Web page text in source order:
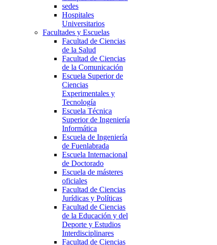
sedes
Hospitales
Universitarios
Facultades y Escuelas
Facultad de Ciencias
de la Salud
Facultad de Ciencias
de la Comunicación
Escuela Superior de
Ciencias
Experimentales y
Tecnología
Escuela Técnica
Superior de Ingeniería
Informática
Escuela de Ingeniería
de Fuenlabrada
Escuela Internacional
de Doctorado
Escuela de másteres
oficiales
Facultad de Ciencias
Jurídicas y Políticas
Facultad de Ciencias
de la Educación y del
Deporte y Estudios
Interdisciplinares
Facultad de Ciencias